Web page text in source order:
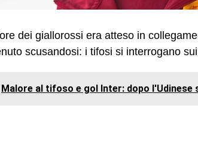
dei giallorossi era atteso in
scusandosi: i tifosi si interrogano
Malore al tifoso e gol Inter: dopo l'Udinese